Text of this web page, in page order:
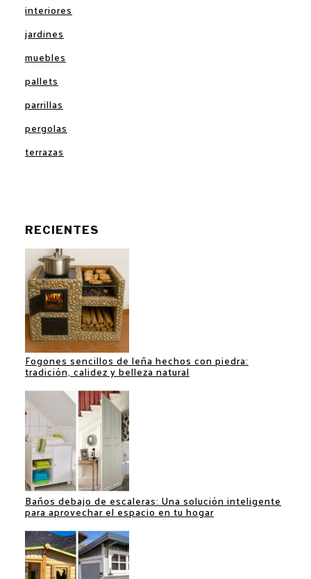
interiores
jardines
muebles
pallets
parrillas
pergolas
terrazas
RECIENTES
Fogones sencillos de leña hechos con piedra:
tradición, calidez y belleza natural
Baños debajo de escaleras: Una solución inteligente
para aprovechar el espacio en tu hogar